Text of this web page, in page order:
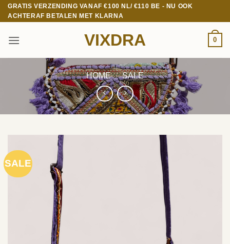
Ga
naar
GRATIS VERZENDING VANAF €100 NL/ €110 BE - NU OOK
ACHTERAF BETALEN MET KLARNA
VIXDRA 0
HOME / SALE
SALE